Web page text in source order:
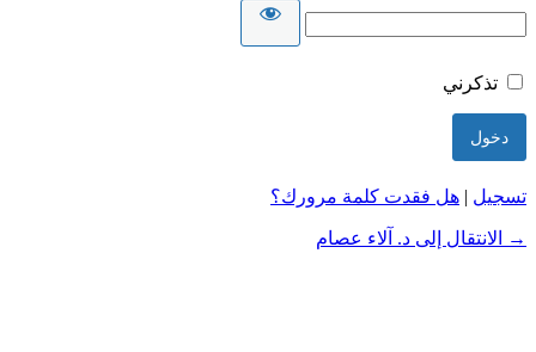
تذكرني
تسجيل | هل فقدت كلمة مرورك؟
→ الانتقال إلى د. آلاء عصام